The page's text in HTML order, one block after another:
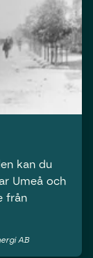
kan du
Umeå och
från
AB